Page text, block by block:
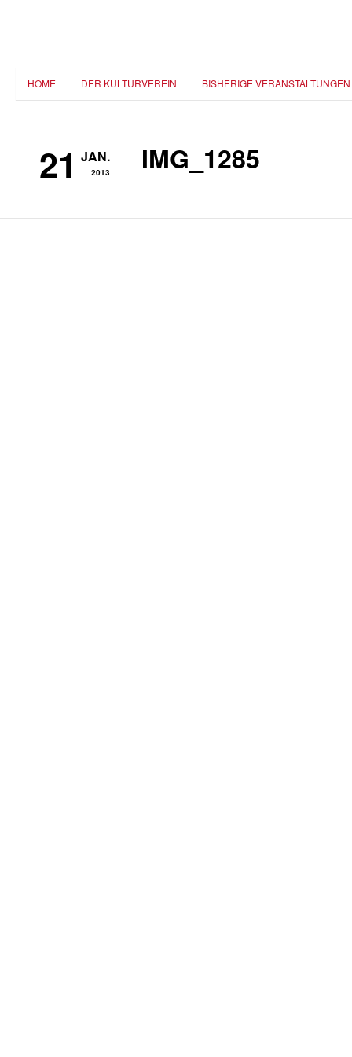
HOME DER KULTURVEREIN BISHERIGE VERANSTALTUNGEN
21 JAN.
2013 IMG_1285